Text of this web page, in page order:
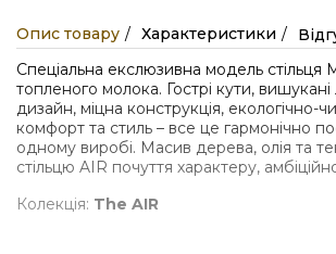
Опис товару Характеристики
Спеціальна екслюзивна модель стільця
топленого молока. Гострі кути, вишукані
дизайн, міцна конструкція, екологічно-
комфорт та стиль – все це гармонічно
одному виробі. Масив дерева, олія та
стільцю AIR почуття характеру,
Колекція: The AIR